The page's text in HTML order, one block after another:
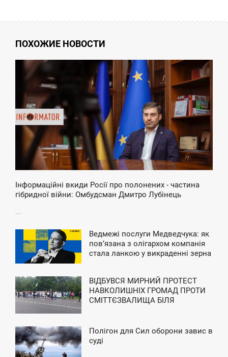
ПОХОЖИЕ НОВОСТИ
Інформаційні вкиди Росії про полонених - частина
гібридної війни: Омбудсман Дмитро Лубінець
Ведмежі послуги Медведчука: як
повʼязана з олігархом компанія
стала ланкою у викраденні зерна
ВІДБУВСЯ МИРНИЙ ПРОТЕСТ
НАВКОЛИШНІХ ГРОМАД ПРОТИ
СМІТТЄЗВАЛИЩА БІЛЯ
Полігон для Сил оборони завис в
суді